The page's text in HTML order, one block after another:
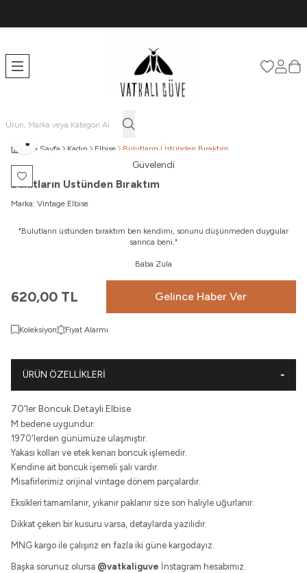
Favorilerim
Ana Sayfa Kadın Elbise Bulutların Üstünden Bıraktım
Güvelendi
Favoriye Ekle
Paylaş
Bulutların Üstünden Bıraktım
Marka: Vintage Elbise
"Bulutların üstünden bıraktım ben kendimi, sonunu düşünmeden duygular
sarınca beni."
Baba Zula
620,00 TL Gelince Haber Ver
Koleksiyon Fiyat Alarmı
ÜRÜN ÖZELLIKLERI
70'ler Boncuk Detaylı Elbise
M bedene uygundur.
1970'lerden günümüze ulaşmıştır.
Yakası kolları ve etek kenarı boncuk işlemedir.
Kendine ait boncuk işemeli şalı vardır.
Misafirlerimiz orijinal vintage dönem parçalardır.
Eksikleri tamamlanır, yıkanır paklanır size son haliyle uğurlanır.
Dikkat çeken bir kusuru varsa, detaylarda yazılıdır.
MNG kargo ile çalışırız en fazla iki güne kargodayız.
Başka sorunuz olursa @vatkaliguve İnstagram hesabımız.